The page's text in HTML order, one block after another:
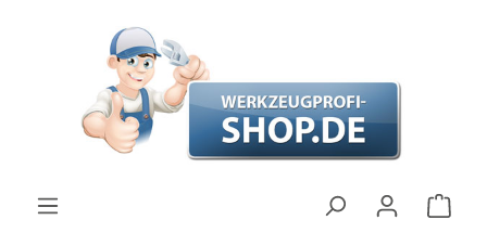
Zum Hauptinhalt springen